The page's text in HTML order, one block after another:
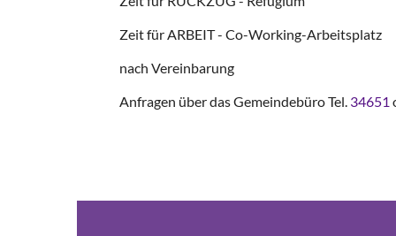
Zeit für ARBEIT - Co-Working-Arbeitsplatz
nach Vereinbarung
Anfragen über das Gemeindebüro Tel. 34651